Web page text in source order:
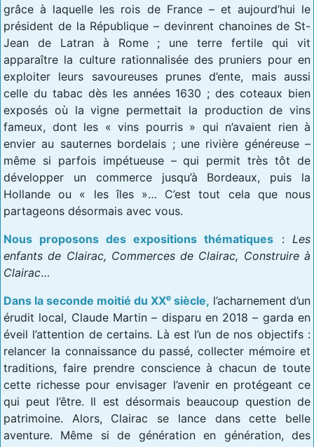
grâce à laquelle les rois de France – et aujourd’hui le
président de la République – devinrent chanoines de St-
Jean de Latran à Rome ; une terre fertile qui vit
apparaître la culture rationnalisée des pruniers pour en
exploiter leurs savoureuses prunes d’ente, mais aussi
celle du tabac dès les années 1630 ; des coteaux bien
exposés où la vigne permettait la production de vins
fameux, dont les « vins pourris » qui n’avaient rien à
envier au sauternes bordelais ; une rivière généreuse –
même si parfois impétueuse – qui permit très tôt de
développer un commerce jusqu’à Bordeaux, puis la
Hollande ou « les îles »… C’est tout cela que nous
partageons désormais avec vous.
Nous proposons des expositions thématiques : Les
enfants de Clairac, Commerces de Clairac, Construire à
Clairac…
Dans la seconde moitié du XXe siècle, l’acharnement d’un
érudit local, Claude Martin – disparu en 2018 – garda en
éveil l’attention de certains. Là est l’un de nos objectifs :
relancer la connaissance du passé, collecter mémoire et
traditions, faire prendre conscience à chacun de toute
cette richesse pour envisager l’avenir en protégeant ce
qui peut l’être. Il est désormais beaucoup question de
patrimoine. Alors, Clairac se lance dans cette belle
aventure. Même si de génération en génération, des